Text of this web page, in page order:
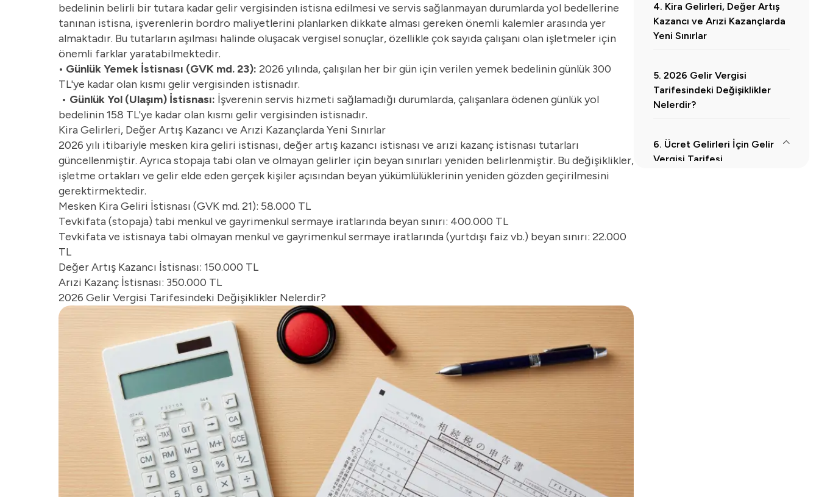
bedelinin belirli bir tutara kadar gelir vergisinden istisna edilmesi ve servis sağlanmayan durumlarda yol bedellerine
tanınan istisna, işverenlerin bordro maliyetlerini planlarken dikkate alması gereken önemli kalemler arasında yer
almaktadır. Bu tutarların aşılması halinde oluşacak vergisel sonuçlar, özellikle çok sayıda çalışanı olan işletmeler için
önemli farklar yaratabilmektedir.
• Günlük Yemek İstisnası (GVK md. 23): 2026 yılında, çalışılan her bir gün için verilen yemek bedelinin günlük 300
TL'ye kadar olan kısmı gelir vergisinden istisnadır.
• Günlük Yol (Ulaşım) İstisnası: İşverenin servis hizmeti sağlamadığı durumlarda, çalışanlara ödenen günlük yol
bedelinin 158 TL'ye kadar olan kısmı gelir vergisinden istisnadır.
Kira Gelirleri, Değer Artış Kazancı ve Arızi Kazançlarda Yeni Sınırlar
2026 yılı itibariyle mesken kira geliri istisnası, değer artış kazancı istisnası ve arızi kazanç istisnası tutarları
güncellenmiştir. Ayrıca stopaja tabi olan ve olmayan gelirler için beyan sınırları yeniden belirlenmiştir. Bu değişiklikler,
işletme ortakları ve gelir elde eden gerçek kişiler açısından beyan yükümlülüklerinin yeniden gözden geçirilmesini
gerektirmektedir.
Mesken Kira Geliri İstisnası (GVK md. 21): 58.000 TL
Tevkifata (stopaja) tabi menkul ve gayrimenkul sermaye iratlarında beyan sınırı: 400.000 TL
Tevkifata ve istisnaya tabi olmayan menkul ve gayrimenkul sermaye iratlarında (yurtdışı faiz vb.) beyan sınırı: 22.000
TL
Değer Artış Kazancı İstisnası: 150.000 TL
Arızi Kazanç İstisnası: 350.000 TL
2026 Gelir Vergisi Tarifesindeki Değişiklikler Nelerdir?
4. Kira Gelirleri, Değer Artış
Kazancı ve Arızi Kazançlarda
Yeni Sınırlar
5. 2026 Gelir Vergisi
Tarifesindeki Değişiklikler
Nelerdir?
6. Ücret Gelirleri İçin Gelir
Vergisi Tarifesi